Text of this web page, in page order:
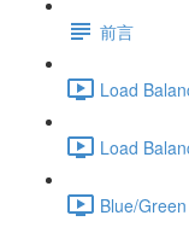
前言
Load
Load
Blue/